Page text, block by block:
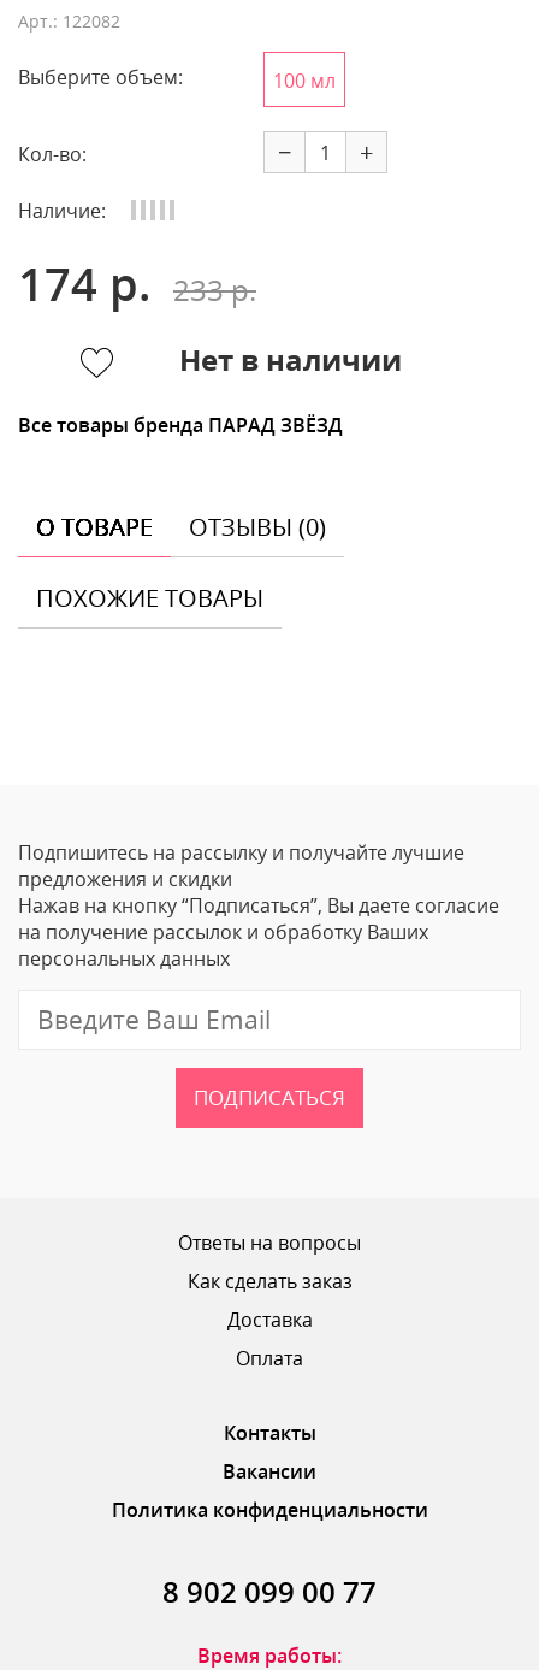
Арт.: 122082
Выберите объем: 100 мл
Кол-во: − +
Наличие:
174 р.
233 р.
Нет в наличии
Все товары бренда ПАРАД ЗВЁЗД
О ТОВАРЕ ОТЗЫВЫ (0)
ПОХОЖИЕ ТОВАРЫ
Ваше Имя
Email
ОТПРАВИТЬ ОТЗЫВ
Подпишитесь на рассылку и получайте лучшие
предложения и скидки
Нажав на кнопку “Подписаться”, Вы даете согласие
на получение рассылок и обработку Ваших
персональных данных
ПОДПИСАТЬСЯ
Ответы на вопросы
Как сделать заказ
Доставка
Оплата
Контакты
Вакансии
Политика конфиденциальности
8 902 099 00 77
Время работы: